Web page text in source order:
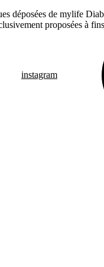
déposées de mylife
proposées à
instagram